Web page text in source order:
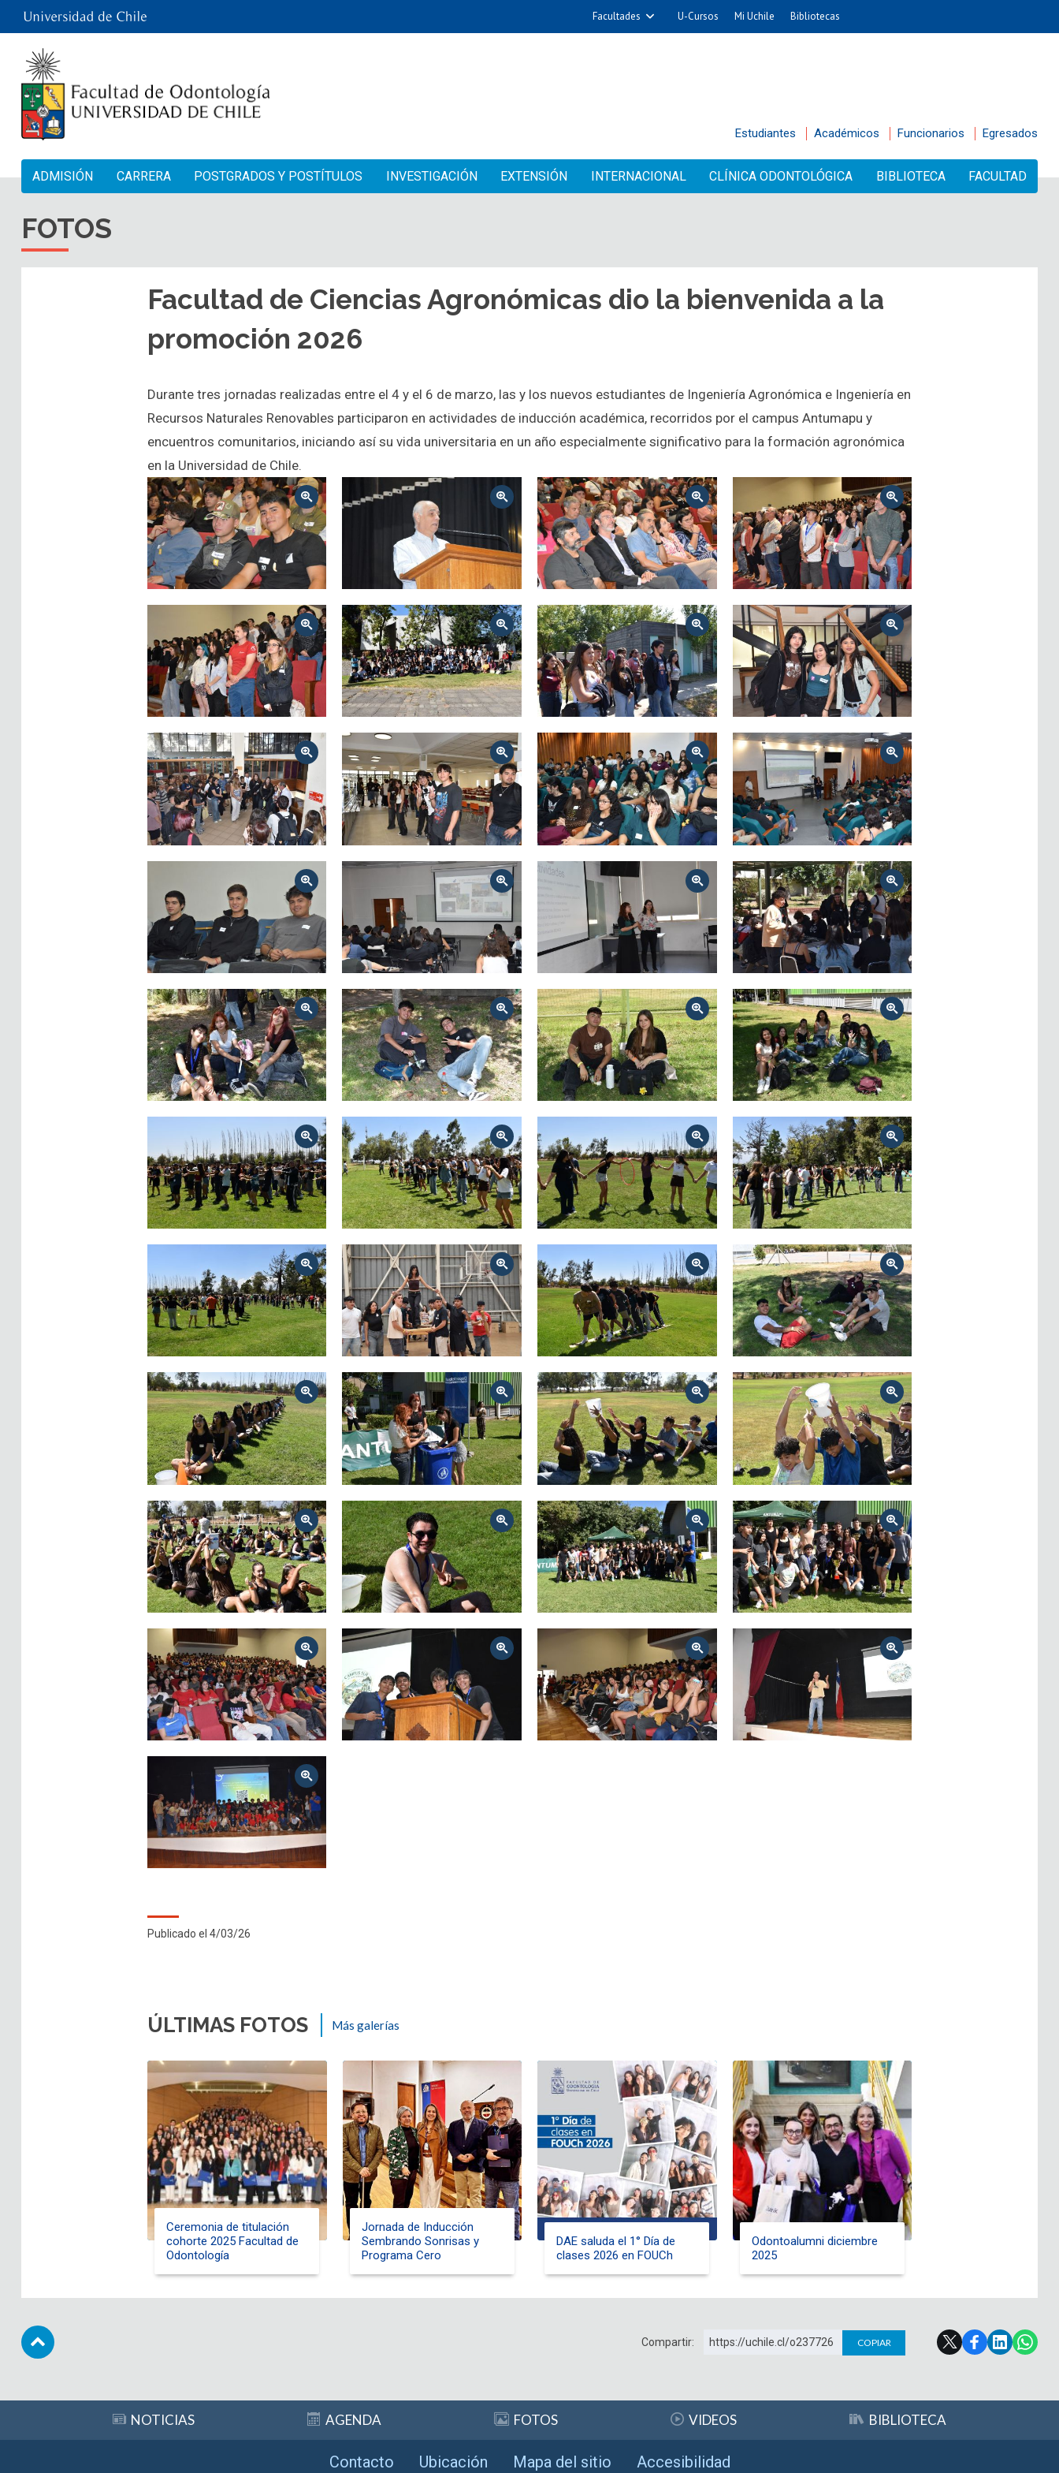
Facultades U-Cursos Mi Uchile Bibliotecas
Estudiantes Académicos Funcionarios Egresados
ADMISIÓN CARRERA POSTGRADOS Y POSTÍTULOS INVESTIGACIÓN EXTENSIÓN INTERNACIONAL CLÍNICA ODONTOLÓGICA BIBLIOTECA FACULTAD
FOTOS
Facultad de Ciencias Agronómicas dio la bienvenida a la
promoción 2026
Durante tres jornadas realizadas entre el 4 y el 6 de marzo, las y los nuevos estudiantes de Ingeniería Agronómica e Ingeniería en
Recursos Naturales Renovables participaron en actividades de inducción académica, recorridos por el campus Antumapu y
encuentros comunitarios, iniciando así su vida universitaria en un año especialmente significativo para la formación agronómica
en la Universidad de Chile.
Zoom
Zoom Zoom
Zoom Zoom Zoom
Zoom Zoom Zoom Zoom
Zoom Zoom
Zoom Zoom Zoom Zoom
Zoom Zoom Zoom
Zoom Zoom Zoom
Zoom Zoom Zoom Zoom
Zoom Zoom Zoom Zoom
Zoom Zoom Zoom Zoom
Publicado el 4/03/26
ÚLTIMAS FOTOS Más galerías
Ceremonia de titulación
cohorte 2025 Facultad de
Odontología
Jornada de Inducción
Sembrando Sonrisas y
Programa Cero
DAE saluda el 1° Día de
clases 2026 en FOUCh
Odontoalumni diciembre
2025
Compartir: https://uchile.cl/o237726 COPIAR
NOTICIAS AGENDA FOTOS VIDEOS BIBLIOTECA
Contacto Ubicación Mapa del sitio Accesibilidad